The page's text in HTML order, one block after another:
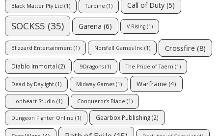
Black Matter Pty Ltd (1) Turbine (1) Call of Duty (5)
SOCKS5 (35) Garena (6) V Rising (1)
Blizzard Entertainment (1) Norsfell Games Inc (1) Crossfire (8)
Diablo Immortal (2) 9Dragons (1) The Pride of Taern (1)
Dead by Daylight (1) Midway Games (1) Warframe (4)
Lionheart Studio (1) Conqueror's Blade (1)
Dungeon Fighter Online (1) Gearbox Publishing(2)